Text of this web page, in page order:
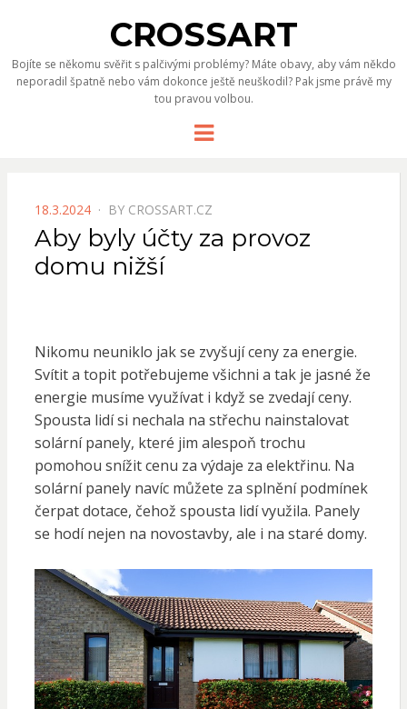
CROSSART
Bojíte se někomu svěřit s palčivými problémy? Máte obavy, aby vám někdo
neporadil špatně nebo vám dokonce ještě neuškodil? Pak jsme právě my
tou pravou volbou.
Menu
POSTED
ON
18.3.2024 BY CROSSART.CZ
Aby byly účty za provoz
domu nižší
Nikomu neuniklo jak se zvyšují ceny za energie.
Svítit a topit potřebujeme všichni a tak je jasné že
energie musíme využívat i když se zvedají ceny.
Spousta lidí si nechala na střechu nainstalovat
solární panely, které jim alespoň trochu
pomohou snížit cenu za výdaje za elektřinu. Na
solární panely navíc můžete za splnění podmínek
čerpat dotace, čehož spousta lidí využila. Panely
se hodí nejen na novostavby, ale i na staré domy.